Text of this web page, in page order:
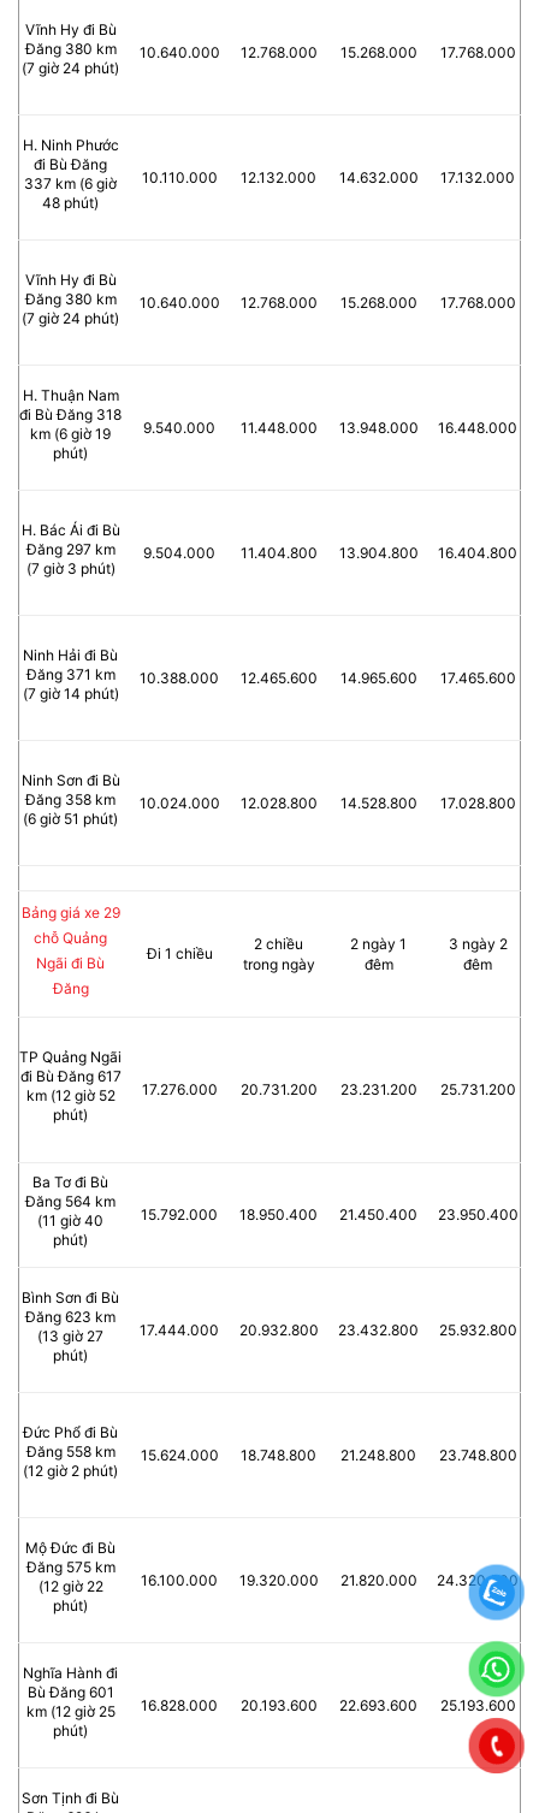
Vĩnh Hy đi Bù
Đăng 380 km
(7 giờ 24 phút)
10.640.000 12.768.000 15.268.000 17.768.000
H. Ninh Phước
đi Bù Đăng
337 km (6 giờ
48 phút)
10.110.000 12.132.000 14.632.000 17.132.000
Vĩnh Hy đi Bù
Đăng 380 km
(7 giờ 24 phút)
10.640.000 12.768.000 15.268.000 17.768.000
H. Thuận Nam
đi Bù Đăng 318
km (6 giờ 19
phút)
9.540.000 11.448.000 13.948.000 16.448.000
H. Bác Ái đi Bù
Đăng 297 km
(7 giờ 3 phút)
9.504.000 11.404.800 13.904.800 16.404.800
Ninh Hải đi Bù
Đăng 371 km
(7 giờ 14 phút)
10.388.000 12.465.600 14.965.600 17.465.600
Ninh Sơn đi Bù
Đăng 358 km
(6 giờ 51 phút)
10.024.000 12.028.800 14.528.800 17.028.800
Bảng giá xe 29
chỗ Quảng
Ngãi đi Bù
Đăng
Đi 1 chiều
2 chiều
trong ngày
2 ngày 1
đêm
3 ngày 2
đêm
TP Quảng Ngãi
đi Bù Đăng 617
km (12 giờ 52
phút)
17.276.000 20.731.200 23.231.200 25.731.200
Ba Tơ đi Bù
Đăng 564 km
(11 giờ 40
phút)
15.792.000 18.950.400 21.450.400 23.950.400
Bình Sơn đi Bù
Đăng 623 km
(13 giờ 27
phút)
17.444.000 20.932.800 23.432.800 25.932.800
Đức Phổ đi Bù
Đăng 558 km
(12 giờ 2 phút)
15.624.000 18.748.800 21.248.800 23.748.800
Mộ Đức đi Bù
Đăng 575 km
(12 giờ 22
phút)
16.100.000 19.320.000 21.820.000 24.320.000
Nghĩa Hành đi
Bù Đăng 601
km (12 giờ 25
phút)
16.828.000 20.193.600 22.693.600 25.193.600
Sơn Tịnh đi Bù